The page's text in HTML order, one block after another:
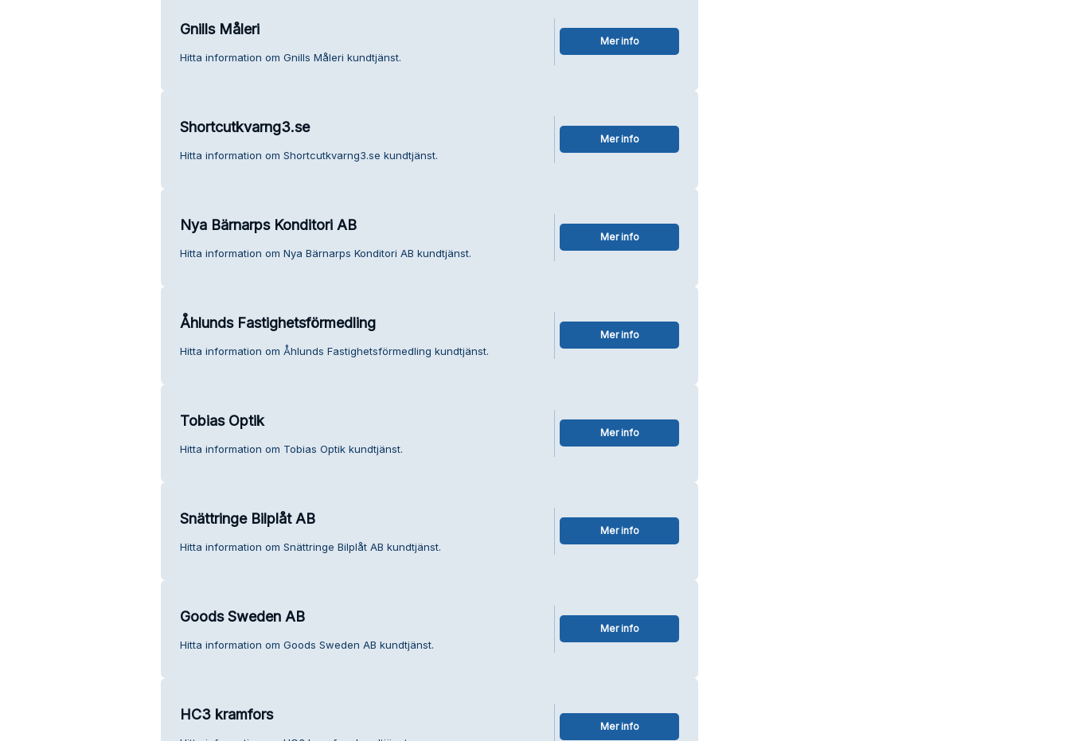
Gnills Måleri
Hitta information om Gnills Måleri kundtjänst.
Mer info
Shortcutkvarng3.se
Hitta information om Shortcutkvarng3.se kundtjänst.
Mer info
Nya Bärnarps Konditori AB
Hitta information om Nya Bärnarps Konditori AB kundtjänst.
Mer info
Åhlunds Fastighetsförmedling
Hitta information om Åhlunds Fastighetsförmedling kundtjänst.
Mer info
Tobias Optik
Hitta information om Tobias Optik kundtjänst.
Mer info
Snättringe Bilplåt AB
Hitta information om Snättringe Bilplåt AB kundtjänst.
Mer info
Goods Sweden AB
Hitta information om Goods Sweden AB kundtjänst.
Mer info
HC3 kramfors
Mer info